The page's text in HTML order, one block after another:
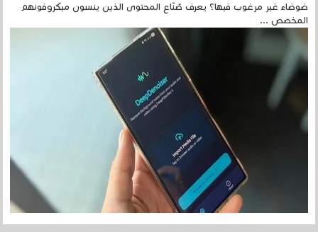
ضوضاء غير مرغوب فيها؟ يعرف صُنّاع المحتوى الذين ينسون ميكروفونهم
المخصص ...